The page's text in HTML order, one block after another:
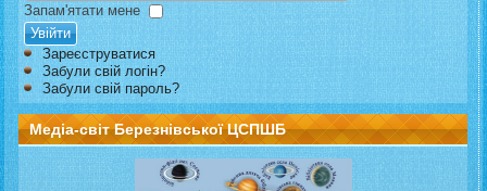
Запам'ятати мене
Увійти
Зареєструватися
Забули свій логін?
Забули свій пароль?
Медіа-світ Березнівської ЦСПШБ